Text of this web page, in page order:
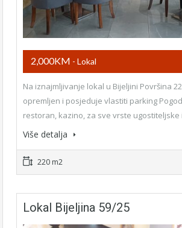
2,000KM - Lokal
Na iznajmljivanje lokal u Bijeljini Površina
opremljen i posjeduje vlastiti parking
restoran, kazino, za sve vrste
Više detalja
220 m2
Lokal Bijeljina 59/25